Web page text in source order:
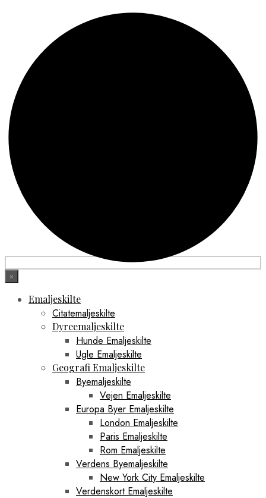
×
Emaljeskilte
Citatemaljeskilte
Dyreemaljeskilte
Hunde Emaljeskilte
Ugle Emaljeskilte
Geografi Emaljeskilte
Byemaljeskilte
Vejen Emaljeskilte
Europa Byer Emaljeskilte
London Emaljeskilte
Paris Emaljeskilte
Rom Emaljeskilte
Verdens Byemaljeskilte
New York City Emaljeskilte
Verdenskort Emaljeskilte